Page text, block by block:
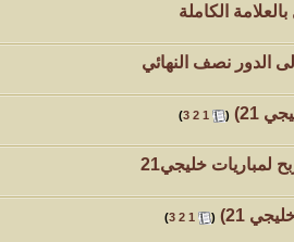
الكاملة
الدور نصف النهائي
21)
(
1
2
3
)
لمباريات خليجي21
21)
(
1
2
3
)